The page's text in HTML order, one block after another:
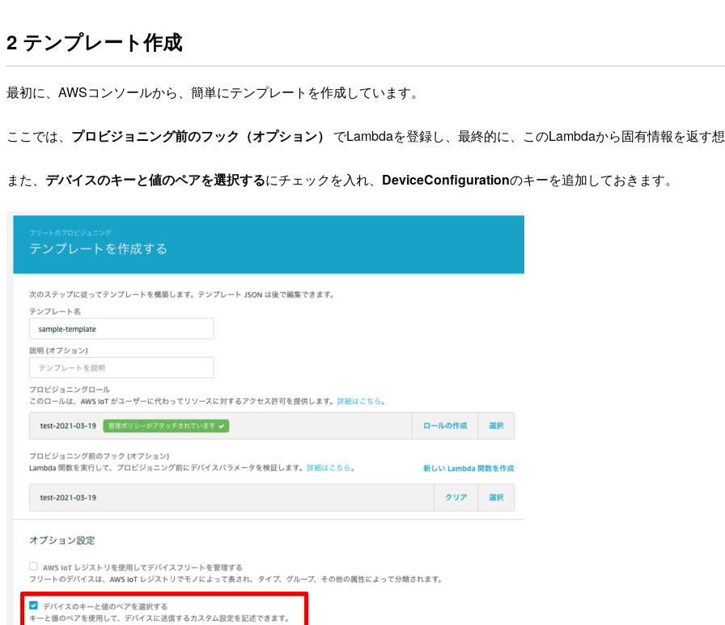
2 テンプレート作成
最初に、AWSコンソールから、簡単にテンプレートを作成しています。
ここでは、 プロビジョニング前のフック（オプション） でLambdaを登録し、最終的に、このLambdaから固有情報を返す
また、 デバイスのキーと値のペアを選択するにチェックを入れ、 DeviceConfigurationのキーを追加しておきます。